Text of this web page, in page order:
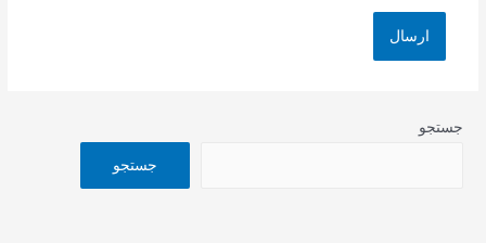
جستجو
جستجو